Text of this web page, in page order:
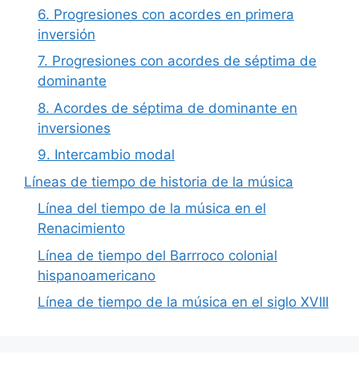
6. Progresiones con acordes en primera
inversión
7. Progresiones con acordes de séptima de
dominante
8. Acordes de séptima de dominante en
inversiones
9. Intercambio modal
Líneas de tiempo de historia de la música
Línea del tiempo de la música en el
Renacimiento
Línea de tiempo del Barrroco colonial
hispanoamericano
Línea de tiempo de la música en el siglo XVIII